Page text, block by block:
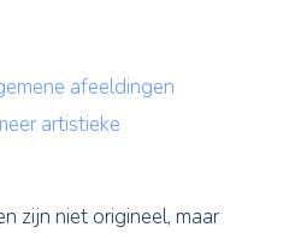
afeeldingen
artistieke
zijn niet origineel, maar